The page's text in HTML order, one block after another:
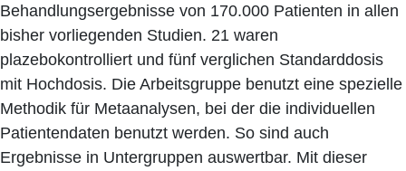
Behandlungsergebnisse von 170.000 Patienten in allen
bisher vorliegenden Studien. 21 waren
plazebokontrolliert und fünf verglichen Standarddosis
mit Hochdosis. Die Arbeitsgruppe benutzt eine spezielle
Methodik für Metaanalysen, bei der die individuellen
Patientendaten benutzt werden. So sind auch
Ergebnisse in Untergruppen auswertbar. Mit dieser